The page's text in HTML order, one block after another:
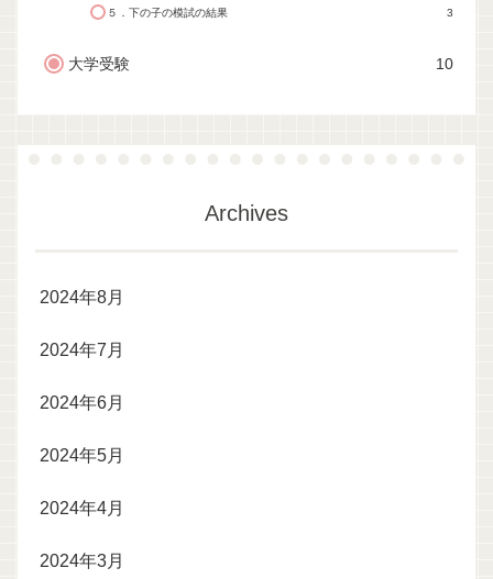
５．下の子の模試の結果 3
大学受験 10
Archives
2024年8月
2024年7月
2024年6月
2024年5月
2024年4月
2024年3月